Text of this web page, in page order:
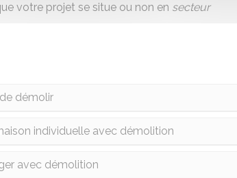
votre projet se situe ou non en secteur
démolir
individuelle avec démolition
avec démolition